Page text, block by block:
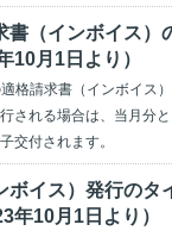
書（インボイス）
10月1日より）
格請求書（インボイス）
される場合は、当月分
交付されます。
ボイス）発行のタ
年10月1日より）